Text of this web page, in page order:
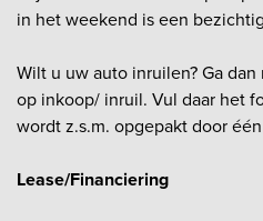
in het weekend is een
Wilt u uw auto inruilen? Ga
op inkoop/ inruil. Vul daar het
wordt z.s.m. opgepakt door
Lease/Financiering